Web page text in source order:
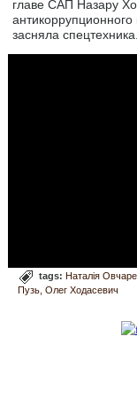
главе САП Назару
засняла спецтехника.
tags: Наталія
Пузь Олег Ходасевич